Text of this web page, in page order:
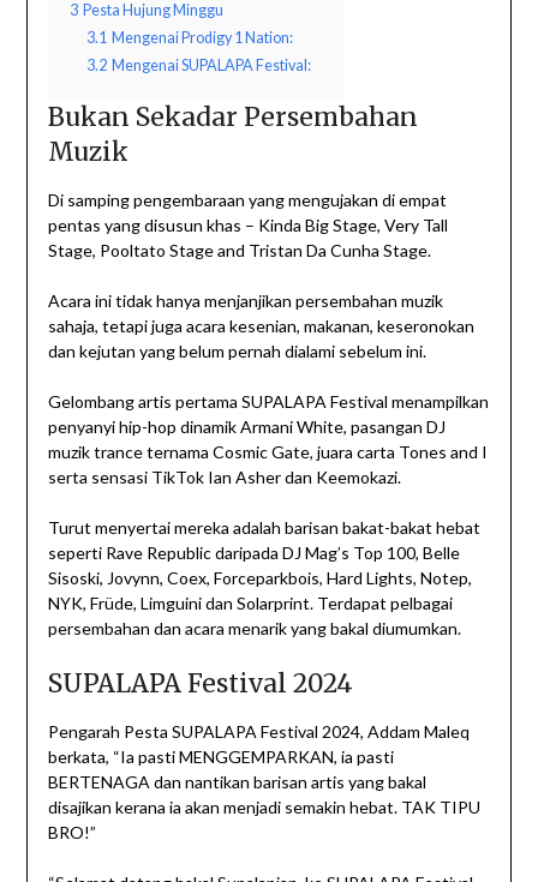
3 Pesta Hujung Minggu
3.1 Mengenai Prodigy 1 Nation:
3.2 Mengenai SUPALAPA Festival:
Bukan Sekadar Persembahan
Muzik
Di samping pengembaraan yang mengujakan di empat
pentas yang disusun khas – Kinda Big Stage, Very Tall
Stage, Pooltato Stage and Tristan Da Cunha Stage.
Acara ini tidak hanya menjanjikan persembahan muzik
sahaja, tetapi juga acara kesenian, makanan, keseronokan
dan kejutan yang belum pernah dialami sebelum ini.
Gelombang artis pertama SUPALAPA Festival menampilkan
penyanyi hip-hop dinamik Armani White, pasangan DJ
muzik trance ternama Cosmic Gate, juara carta Tones and I
serta sensasi TikTok Ian Asher dan Keemokazi.
Turut menyertai mereka adalah barisan bakat-bakat hebat
seperti Rave Republic daripada DJ Mag’s Top 100, Belle
Sisoski, Jovynn, Coex, Forceparkbois, Hard Lights, Notep,
NYK, Früde, Limguini dan Solarprint. Terdapat pelbagai
persembahan dan acara menarik yang bakal diumumkan.
SUPALAPA Festival 2024
Pengarah Pesta SUPALAPA Festival 2024, Addam Maleq
berkata, “Ia pasti MENGGEMPARKAN, ia pasti
BERTENAGA dan nantikan barisan artis yang bakal
disajikan kerana ia akan menjadi semakin hebat. TAK TIPU
BRO!”